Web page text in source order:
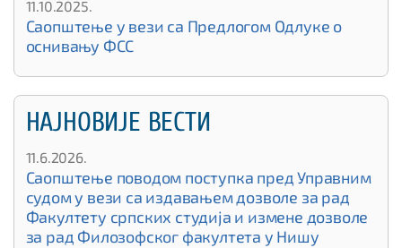
11.10.2025.
Саопштење у вези са Предлогом Одлуке о
оснивању ФСС
НАЈНОВИЈЕ ВЕСТИ
11.6.2026.
Саопштење поводом поступка пред Управним
судом у вези са издавањем дозволе за рад
Факултету српских студија и измене дозволе
за рад Филозофског факултета у Нишу